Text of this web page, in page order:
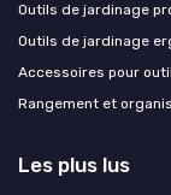
Outils de jardinage
Outils de jardinage
Accessoires pour
Rangement et
Les plus lus